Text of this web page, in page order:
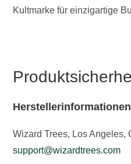
Kultmarke für einzigartige
Herstellerinformationen
Wizard Trees, Los Angeles,
support@wizardtrees.com